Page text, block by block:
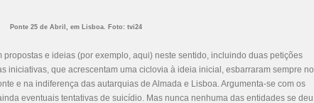
Ponte 25 de Abril, em Lisboa. Foto: tvi24
propostas e ideias (por exemplo, aqui) neste sentido, incluindo duas petições
iniciativas, que acrescentam uma ciclovia à ideia inicial, esbarraram sempre no
e na indiferença das autarquias de Almada e Lisboa. Argumenta-se com os
eventuais tentativas de suicídio. Mas nunca nenhuma das entidades se deu